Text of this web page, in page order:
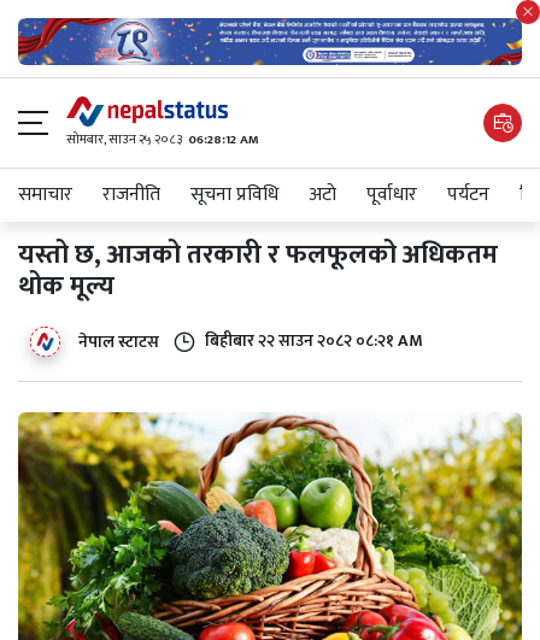
सोमबार, साउन २५ २०८३ 06:28:13 AM
समाचार राजनीति सूचना प्रविधि अटाे पूर्वाधार पर्यटन
यस्तो छ, आजको तरकारी र फलफूलको अधिकतम
थोक मूल्य
नेपाल स्टाटस बिहीबार २२ साउन २०८२ ०८:२१ AM